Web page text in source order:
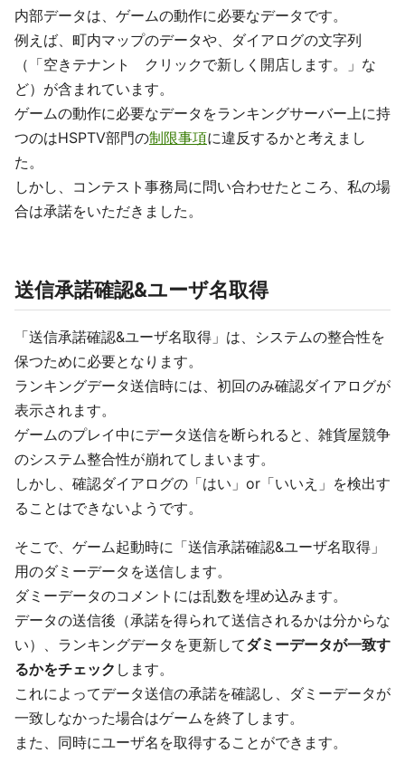
内部データは、ゲームの動作に必要なデータです。
例えば、町内マップのデータや、ダイアログの文字列
（「空きテナント クリックで新しく開店します。」な
ど）が含まれています。
ゲームの動作に必要なデータをランキングサーバー上に持
つのはHSPTV部門の制限事項に違反するかと考えまし
た。
しかし、コンテスト事務局に問い合わせたところ、私の場
合は承諾をいただきました。
送信承諾確認&ユーザ名取得
「送信承諾確認&ユーザ名取得」は、システムの整合性を
保つために必要となります。
ランキングデータ送信時には、初回のみ確認ダイアログが
表示されます。
ゲームのプレイ中にデータ送信を断られると、雑貨屋競争
のシステム整合性が崩れてしまいます。
しかし、確認ダイアログの「はい」or「いいえ」を検出す
ることはできないようです。
そこで、ゲーム起動時に「送信承諾確認&ユーザ名取得」
用のダミーデータを送信します。
ダミーデータのコメントには乱数を埋め込みます。
データの送信後（承諾を得られて送信されるかは分からな
い）、ランキングデータを更新してダミーデータが一致す
るかをチェック します。
これによってデータ送信の承諾を確認し、ダミーデータが
一致しなかった場合はゲームを終了します。
また、同時にユーザ名を取得することができます。